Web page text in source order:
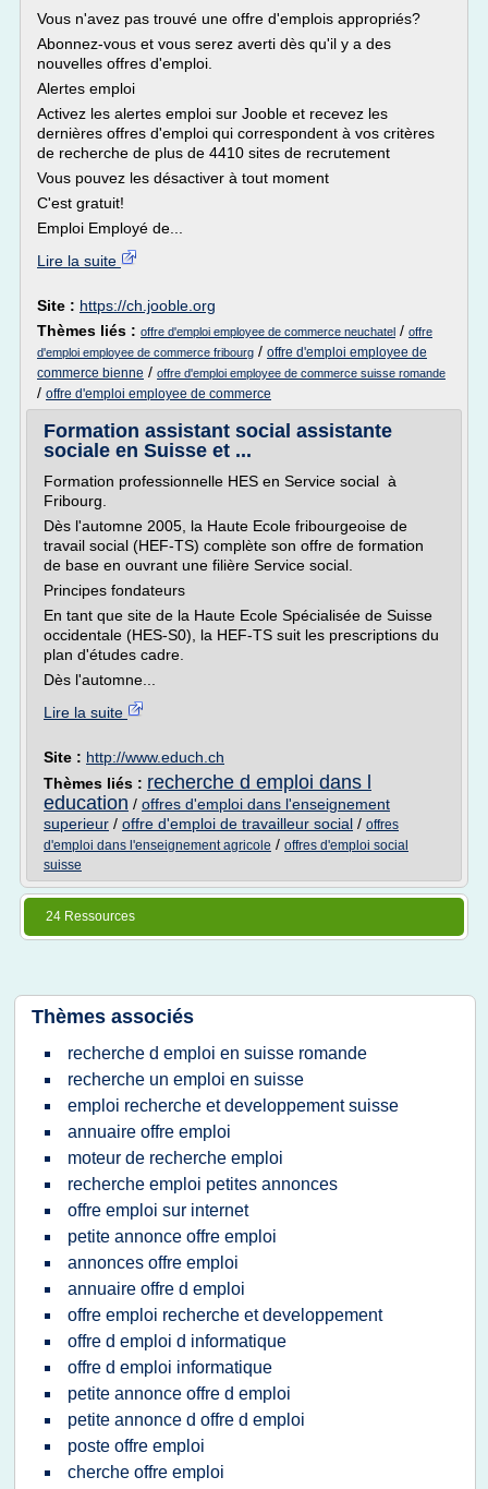
Vous n'avez pas trouvé une offre d'emplois appropriés?
Abonnez-vous et vous serez averti dès qu'il y a des
nouvelles offres d'emploi.
Alertes emploi
Activez les alertes emploi sur Jooble et recevez les
dernières offres d'emploi qui correspondent à vos critères
de recherche de plus de 4410 sites de recrutement
Vous pouvez les désactiver à tout moment
C'est gratuit!
Emploi Employé de...
Lire la suite
Site : https://ch.jooble.org
Thèmes liés : offre d'emploi employee de commerce neuchatel / offre
d'emploi employee de commerce fribourg / offre d'emploi employee de
commerce bienne / offre d'emploi employee de commerce suisse romande
/ offre d'emploi employee de commerce
Formation assistant social assistante
sociale en Suisse et ...
Formation professionnelle HES en Service social à
Fribourg.
Dès l'automne 2005, la Haute Ecole fribourgeoise de
travail social (HEF-TS) complète son offre de formation
de base en ouvrant une filière Service social.
Principes fondateurs
En tant que site de la Haute Ecole Spécialisée de Suisse
occidentale (HES-S0), la HEF-TS suit les prescriptions du
plan d'études cadre.
Dès l'automne...
Lire la suite
Site : http://www.educh.ch
Thèmes liés : recherche d emploi dans l
education / offres d'emploi dans l'enseignement
superieur / offre d'emploi de travailleur social / offres
d'emploi dans l'enseignement agricole / offres d'emploi social
suisse
24 Ressources
Thèmes associés
recherche d emploi en suisse romande
recherche un emploi en suisse
emploi recherche et developpement suisse
annuaire offre emploi
moteur de recherche emploi
recherche emploi petites annonces
offre emploi sur internet
petite annonce offre emploi
annonces offre emploi
annuaire offre d emploi
offre emploi recherche et developpement
offre d emploi d informatique
offre d emploi informatique
petite annonce offre d emploi
petite annonce d offre d emploi
poste offre emploi
cherche offre emploi